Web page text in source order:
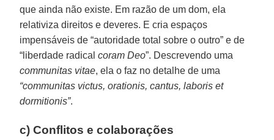
que ainda não existe. Em razão de um dom, ela
relativiza direitos e deveres. E cria espaços
impensáveis de “autoridade total sobre o outro” e de
“liberdade radicalcoram Deo”. Descrevendo uma
communitas vitae, ela o faz no detalhe de uma
“communitas victus, orationis, cantus, laboris et
dormitionis”.
c) Conflitos e colaborações